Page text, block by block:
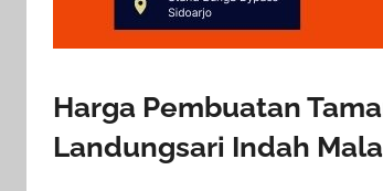
Harga Pembuatan
Landungsari Indah